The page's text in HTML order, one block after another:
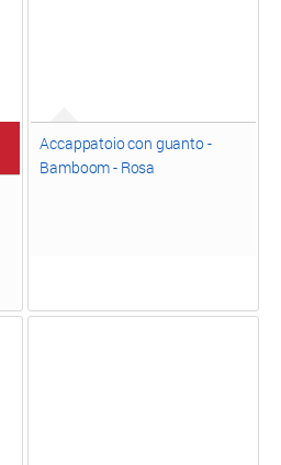
Accappatoio con guanto -
Bamboom - Rosa